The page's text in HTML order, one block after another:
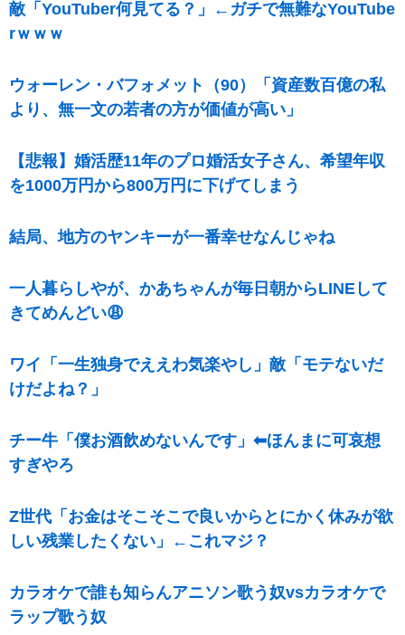
敵「YouTuber何見てる？」←ガチで無難なYouTube
rｗｗｗ
ウォーレン・バフォメット（90）「資産数百億の私
より、無一文の若者の方が価値が高い」
【悲報】婚活歴11年のプロ婚活女子さん、希望年収
を1000万円から800万円に下げてしまう
結局、地方のヤンキーが一番幸せなんじゃね
一人暮らしやが、かあちゃんが毎日朝からLINEして
きてめんどい😩
ワイ「一生独身でええわ気楽やし」敵「モテないだ
けだよね？」
チー牛「僕お酒飲めないんです」⬅ほんまに可哀想
すぎやろ
Z世代「お金はそこそこで良いからとにかく休みが欲
しい残業したくない」←これマジ？
カラオケで誰も知らんアニソン歌う奴vsカラオケで
ラップ歌う奴